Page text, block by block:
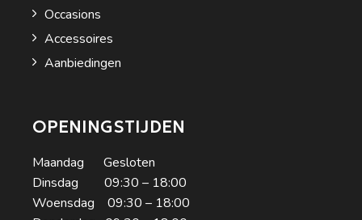
Occasions
Accessoires
Aanbiedingen
OPENINGSTIJDEN
Maandag Gesloten
Dinsdag 09:30 – 18:00
Woensdag 09:30 – 18:00